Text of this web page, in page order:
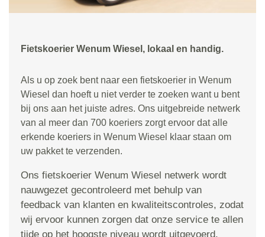
Fietskoerier Wenum Wiesel, lokaal en handig.
Als u op zoek bent naar een fietskoerier in Wenum
Wiesel dan hoeft u niet verder te zoeken want u bent
bij ons aan het juiste adres. Ons uitgebreide netwerk
van al meer dan 700 koeriers zorgt ervoor dat alle
erkende koeriers in Wenum Wiesel klaar staan om
uw pakket te verzenden.
Ons fietskoerier Wenum Wiesel netwerk wordt
nauwgezet gecontroleerd met behulp van
feedback van klanten en kwaliteitscontroles, zodat
wij ervoor kunnen zorgen dat onze service te allen
tijde op het hoogste niveau wordt uitgevoerd.